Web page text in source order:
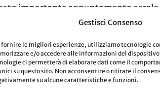
Gestisci Consenso
fornire le migliori esperienze, utilizziamo tecnologie
e/o accedere alle informazioni del
ci permetterà di elaborare dati come il
su questo sito. Non acconsentire o ritirare il
su alcune caratteristiche e funzioni.
importante appuntamento serale
…